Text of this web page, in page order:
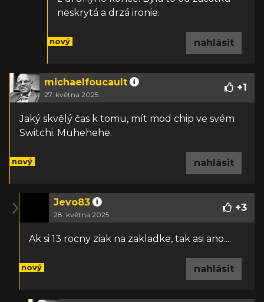
neskrytá a drzá ironie.
nový nahlásit
michaelfoucault
27. května 2025
+1
Jaký skvělý čas k tomu, mít mod chip ve svém
Switchi. Muhehehe.
nový nahlásit
Jevo83
28. května 2025
+3
Ak si 13 rocny ziak na zakladke, tak asi ano....
nový nahlásit